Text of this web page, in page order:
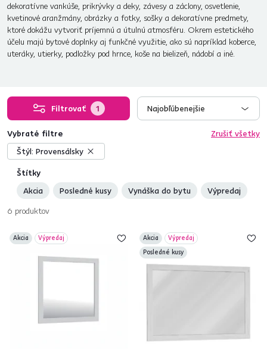
dekoratívne vankúše, prikrývky a deky, závesy a záclony, osvetlenie,
kvetinové aranžmány, obrázky a fotky, sošky a dekoratívne predmety,
ktoré dokážu vytvoriť príjemnú a útulnú atmosféru. Okrem estetického
účelu majú bytové doplnky aj funkčné využitie, ako sú napríklad koberce,
uteráky, utierky, podložky pod hrnce, koše na bielizeň, nádobí a iné.
Filtrovať 1 Najobľúbenejšie
Štítky
Akcia
Posledné kusy Vynáška do bytu Výpredaj
Vybraté filtre
Zrušiť všetky
Štýl: Provensálsky
6 produktov
Akcia Výpredaj Akcia
Výpredaj
Posledné kusy